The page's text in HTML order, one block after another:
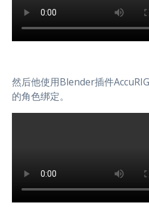
然后他使用Blender插件
的角色绑定。